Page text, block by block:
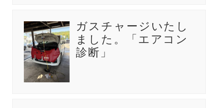
ガスチャージいたし
ました。「エアコン
診断」